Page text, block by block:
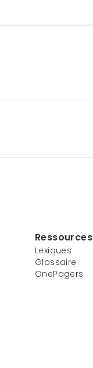
Ressources
Lexiques
Glossaire
OnePagers